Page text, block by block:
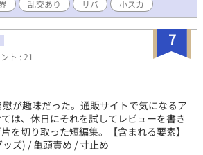
乱交あり リバ 小スカ
7
ト : 21
が趣味だった。通販サイトで気になるア
は、休日にそれを試してレビューを書き
を切り取った短編集。【含まれる要素】
ズ) / 亀頭責め / 寸止め